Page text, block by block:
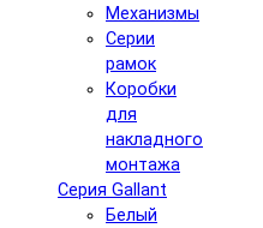
Механизмы
Серии
рамок
Коробки
для
накладного
монтажа
Серия Gallant
Белый